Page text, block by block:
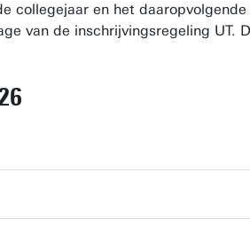
collegejaar en het
van de inschrijvingsregeling UT.